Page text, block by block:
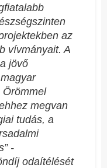
az
vívmányait. A
jövő
megvan
tudás, a
-
odaítélését